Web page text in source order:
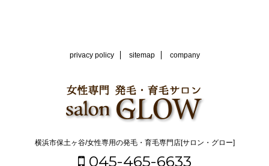
privacy policy sitemap company
横浜市保土ヶ谷/女性専用の発毛・育毛専門店[サロン・グロー]
045-465-6633